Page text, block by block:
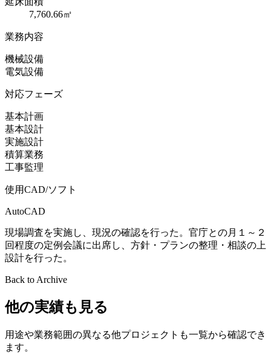
7,760.66㎡
業務内容
機械設備
電気設備
対応フェーズ
基本計画
基本設計
実施設計
積算業務
工事監理
使用CAD/ソフト
AutoCAD
現場調査を実施し、現況の確認を行った。官庁との月１～２
回程度の定例会議に出席し、方針・プランの整理・相談の上
設計を行った。
Back to Archive
他の実績も見る
用途や業務範囲の異なる他プロジェクトも一覧から確認でき
ます。